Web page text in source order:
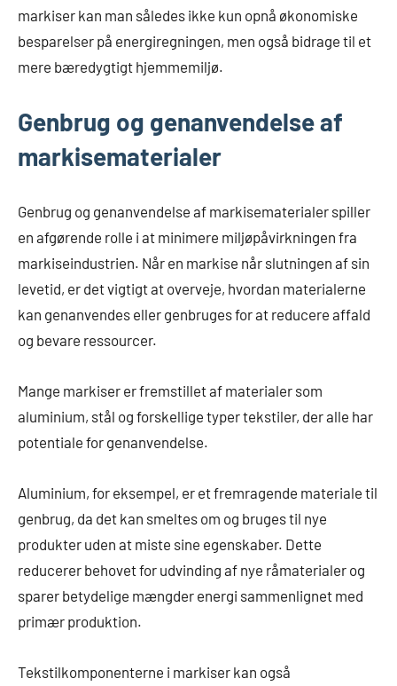
markiser kan man således ikke kun opnå økonomiske
besparelser på energiregningen, men også bidrage til et
mere bæredygtigt hjemmemiljø.
Genbrug og genanvendelse af
markisematerialer
Genbrug og genanvendelse af markisematerialer spiller
en afgørende rolle i at minimere miljøpåvirkningen fra
markiseindustrien. Når en markise når slutningen af sin
levetid, er det vigtigt at overveje, hvordan materialerne
kan genanvendes eller genbruges for at reducere affald
og bevare ressourcer.
Mange markiser er fremstillet af materialer som
aluminium, stål og forskellige typer tekstiler, der alle har
potentiale for genanvendelse.
Aluminium, for eksempel, er et fremragende materiale til
genbrug, da det kan smeltes om og bruges til nye
produkter uden at miste sine egenskaber. Dette
reducerer behovet for udvinding af nye råmaterialer og
sparer betydelige mængder energi sammenlignet med
primær produktion.
Tekstilkomponenterne i markiser kan også